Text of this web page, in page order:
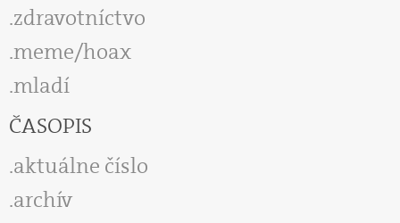
zdravotníctvo
meme/hoax
mladí
ČASOPIS
aktuálne číslo
archív